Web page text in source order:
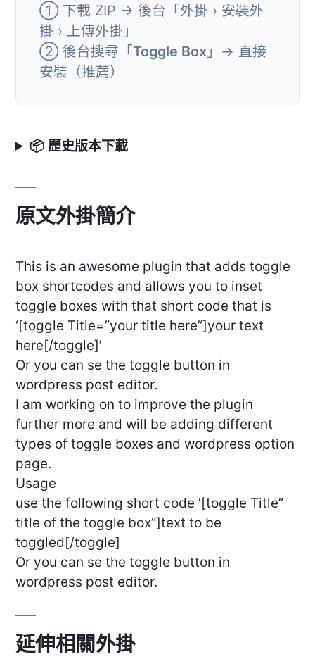
① 下載 ZIP → 後台「外掛 › 安裝外
掛 › 上傳外掛」
② 後台搜尋「Toggle Box 」→ 直接
安裝（推薦）
📦 歷史版本下載
原文外掛簡介
This is an awesome plugin that adds toggle
box shortcodes and allows you to inset
toggle boxes with that short code that is
‘[toggle Title=”your title here”]your text
here[/toggle]’
Or you can se the toggle button in
wordpress post editor.
I am working on to improve the plugin
further more and will be adding different
types of toggle boxes and wordpress option
page.
Usage
use the following short code ‘[toggle Title”
title of the toggle box”]text to be
toggled[/toggle]
Or you can se the toggle button in
wordpress post editor.
延伸相關外掛